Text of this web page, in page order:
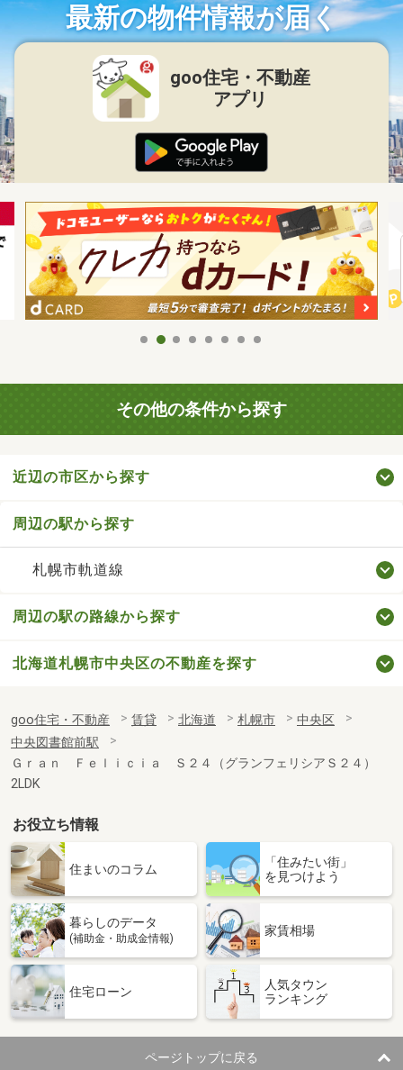
最新の物件情報が届く
goo住宅・不動産
アプリ
その他の条件から探す
近辺の市区から探す
周辺の駅から探す
札幌市軌道線
周辺の駅の路線から探す
北海道札幌市中央区の不動産を探す
goo住宅・不動産 賃貸 北海道 札幌市
中央区
中央図書館前駅
Ｇｒａｎ Ｆｅｌｉｃｉａ Ｓ２４（グランフェリシアＳ２４）
2LDK
お役立ち情報
住まいのコラム
「住みたい街」
を見つけよう
暮らしのデータ
(補助金・助成金情報)
家賃相場
住宅ローン
人気タウン
ランキング
ページトップに戻る